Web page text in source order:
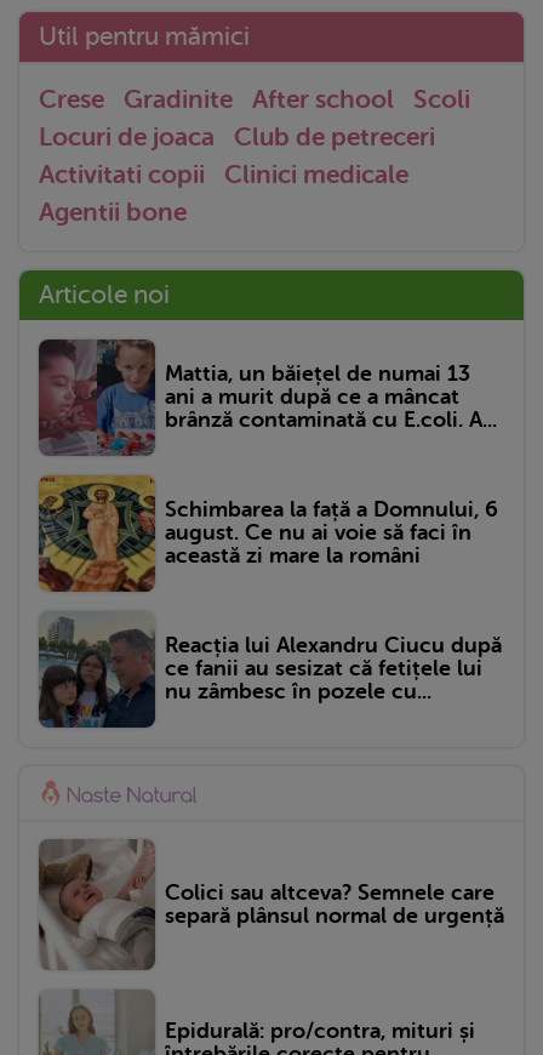
Util pentru mămici
Crese Gradinite After school
Scoli
Locuri de joaca
Club de petreceri
Activitati copii
Clinici medicale
Agentii bone
Articole noi
Mattia, un băiețel de numai 13
ani a murit după ce a mâncat
brânză contaminată cu E.coli. A...
Schimbarea la față a Domnului, 6
august. Ce nu ai voie să faci în
această zi mare la români
Reacția lui Alexandru Ciucu după
ce fanii au sesizat că fetițele lui
nu zâmbesc în pozele cu...
Colici sau altceva? Semnele care
separă plânsul normal de urgență
Epidurală: pro/contra, mituri și